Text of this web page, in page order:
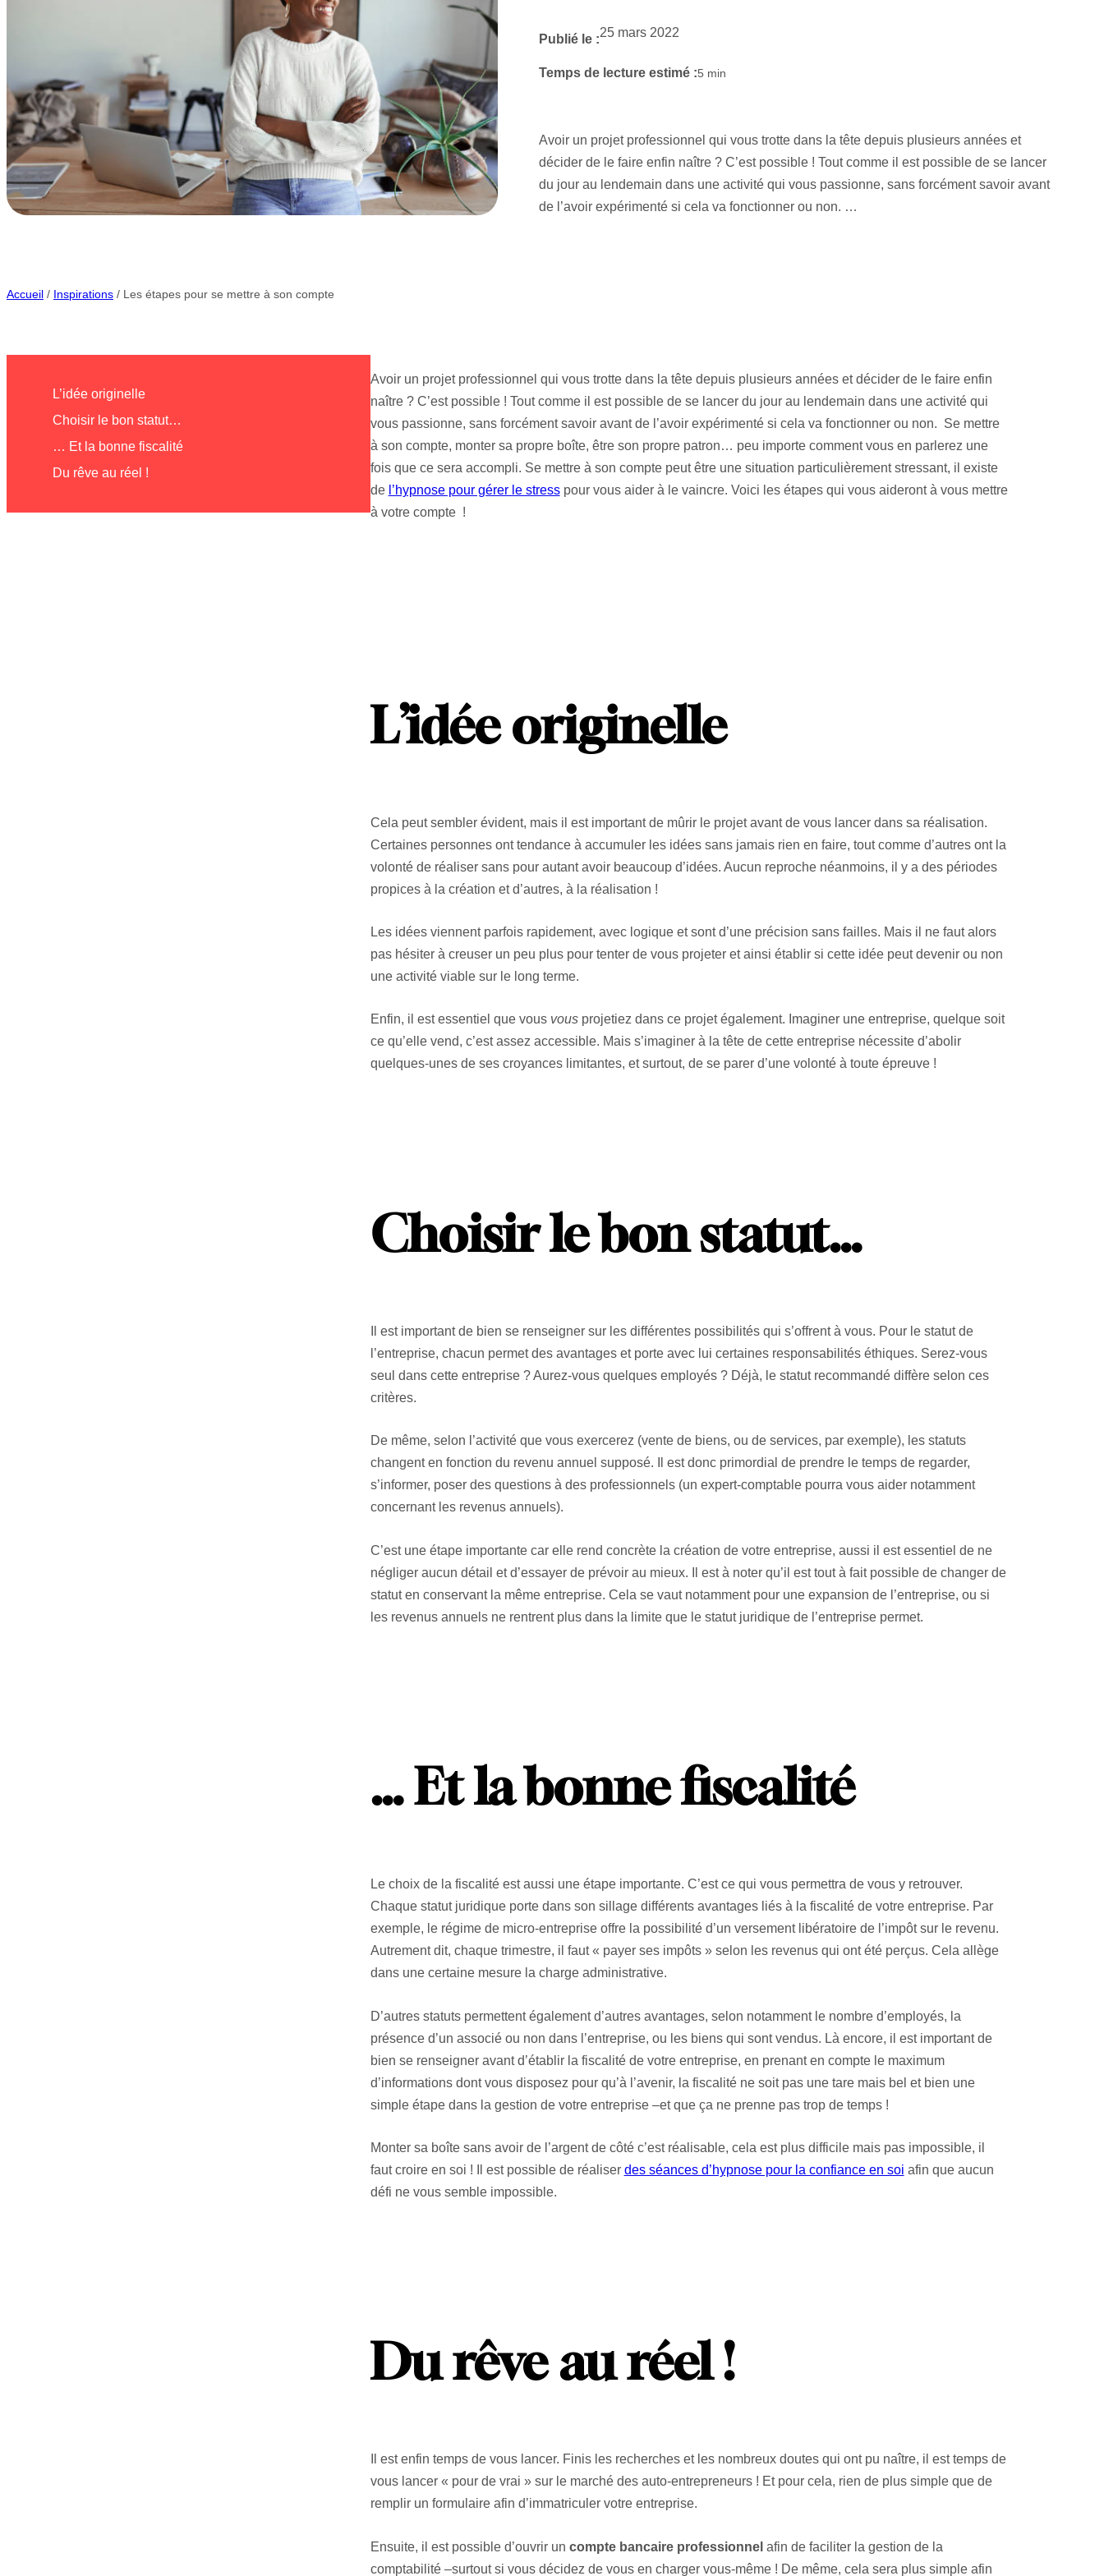
Publié le :25 mars 2022
Temps de lecture estimé :5 min
Avoir un projet professionnel qui vous trotte dans la tête depuis plusieurs années et
décider de le faire enfin naître ? C’est possible ! Tout comme il est possible de se lancer
du jour au lendemain dans une activité qui vous passionne, sans forcément savoir avant
de l’avoir expérimenté si cela va fonctionner ou non. …
Accueil / Inspirations / Les étapes pour se mettre à son compte
L’idée originelle
Choisir le bon statut…
… Et la bonne fiscalité
Du rêve au réel !
Avoir un projet professionnel qui vous trotte dans la tête depuis plusieurs années et décider de le faire enfin
naître ? C’est possible ! Tout comme il est possible de se lancer du jour au lendemain dans une activité qui
vous passionne, sans forcément savoir avant de l’avoir expérimenté si cela va fonctionner ou non. Se mettre
à son compte, monter sa propre boîte, être son propre patron… peu importe comment vous en parlerez une
fois que ce sera accompli. Se mettre à son compte peut être une situation particulièrement stressant, il existe
de l’hypnose pour gérer le stresspour vous aider à le vaincre. Voici les étapes qui vous aideront à vous mettre
à votre compte !
L’idée originelle
Cela peut sembler évident, mais il est important de mûrir le projet avant de vous lancer dans sa réalisation.
Certaines personnes ont tendance à accumuler les idées sans jamais rien en faire, tout comme d’autres ont la
volonté de réaliser sans pour autant avoir beaucoup d’idées. Aucun reproche néanmoins, il y a des périodes
propices à la création et d’autres, à la réalisation !
Les idées viennent parfois rapidement, avec logique et sont d’une précision sans failles. Mais il ne faut alors
pas hésiter à creuser un peu plus pour tenter de vous projeter et ainsi établir si cette idée peut devenir ou non
une activité viable sur le long terme.
Enfin, il est essentiel que vous vousprojetiez dans ce projet également. Imaginer une entreprise, quelque soit
ce qu’elle vend, c’est assez accessible. Mais s’imaginer à la tête de cette entreprise nécessite d’abolir
quelques-unes de ses croyances limitantes, et surtout, de se parer d’une volonté à toute épreuve !
Choisir le bon statut…
Il est important de bien se renseigner sur les différentes possibilités qui s’offrent à vous. Pour le statut de
l’entreprise, chacun permet des avantages et porte avec lui certaines responsabilités éthiques. Serez-vous
seul dans cette entreprise ? Aurez-vous quelques employés ? Déjà, le statut recommandé diffère selon ces
critères.
De même, selon l’activité que vous exercerez (vente de biens, ou de services, par exemple), les statuts
changent en fonction du revenu annuel supposé. Il est donc primordial de prendre le temps de regarder,
s’informer, poser des questions à des professionnels (un expert-comptable pourra vous aider notamment
concernant les revenus annuels).
C’est une étape importante car elle rend concrète la création de votre entreprise, aussi il est essentiel de ne
négliger aucun détail et d’essayer de prévoir au mieux. Il est à noter qu’il est tout à fait possible de changer de
statut en conservant la même entreprise. Cela se vaut notamment pour une expansion de l’entreprise, ou si
les revenus annuels ne rentrent plus dans la limite que le statut juridique de l’entreprise permet.
…Et la bonne fiscalité
Le choix de la fiscalité est aussi une étape importante. C’est ce qui vous permettra de vous y retrouver.
Chaque statut juridique porte dans son sillage différents avantages liés à la fiscalité de votre entreprise. Par
exemple, le régime de micro-entreprise offre la possibilité d’un versement libératoire de l’impôt sur le revenu.
Autrement dit, chaque trimestre, il faut « payer ses impôts » selon les revenus qui ont été perçus. Cela allège
dans une certaine mesure la charge administrative.
D’autres statuts permettent également d’autres avantages, selon notamment le nombre d’employés, la
présence d’un associé ou non dans l’entreprise, ou les biens qui sont vendus. Là encore, il est important de
bien se renseigner avant d’établir la fiscalité de votre entreprise, en prenant en compte le maximum
d’informations dont vous disposez pour qu’à l’avenir, la fiscalité ne soit pas une tare mais bel et bien une
simple étape dans la gestion de votre entreprise –et que ça ne prenne pas trop de temps !
Monter sa boîte sans avoir de l’argent de côté c’est réalisable, cela est plus difficile mais pas impossible, il
faut croire en soi ! Il est possible de réaliser des séances d’hypnose pour la confiance en soi afin que aucun
défi ne vous semble impossible.
Du rêve au réel !
Il est enfin temps de vous lancer. Finis les recherches et les nombreux doutes qui ont pu naître, il est temps de
vous lancer « pour de vrai » sur le marché des auto-entrepreneurs ! Et pour cela, rien de plus simple que de
remplir un formulaire afin d’immatriculer votre entreprise.
Ensuite, il est possible d’ouvrir un compte bancaire professionnel afin de faciliter la gestion de la
comptabilité –surtout si vous décidez de vous en charger vous-même ! De même, cela sera plus simple afin